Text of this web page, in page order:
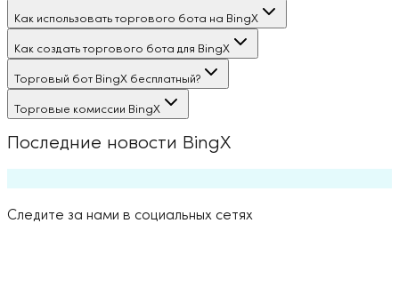
Как использовать торгового бота на BingX
Как создать торгового бота для BingX
Торговый бот BingX бесплатный?
Торговые комиссии BingX
Последние новости BingX
Следите за нами в социальных сетях